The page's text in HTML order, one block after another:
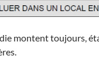
montent toujours,